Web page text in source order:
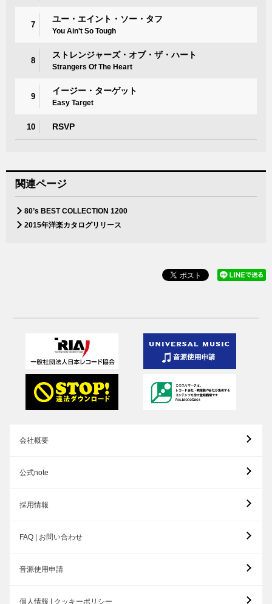
7
ユー・エイント・ソー・タフ
You Ain't So Tough
8
ストレンジャーズ・オブ・ザ・ハート
Strangers Of The Heart
9
イージー・ターゲット
Easy Target
10 RSVP
関連ページ
80’s BEST COLLECTION 1200
2015年洋楽カタログリリース
会社概要
公式note
採用情報
FAQ | お問い合わせ
音源使用申請
個人情報 | クッキーポリシー